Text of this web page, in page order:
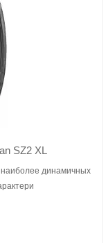
SZ2 XL
динамичных